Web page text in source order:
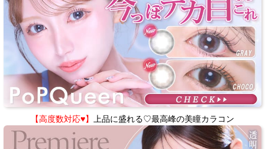
【高度数対応♥】 上品に盛れる♡最高峰の美瞳カラコン